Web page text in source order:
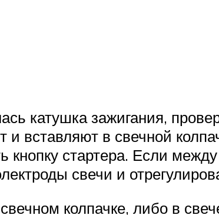
катушка зажигания,
и вставляют в свечной
стартера. Если
свечи и
колпачке, либо в